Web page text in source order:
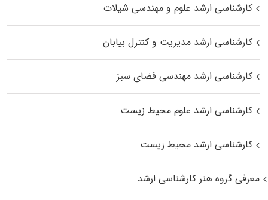
کارشناسی ارشد علوم و مهندسی شیلات
کارشناسی ارشد مدیریت و کنترل بیابان
کارشناسی ارشد مهندسی فضای سبز
کارشناسی ارشد علوم محیط‌ زیست
کارشناسی ارشد محیط زیست
معرفی گروه هنر کارشناسی ارشد